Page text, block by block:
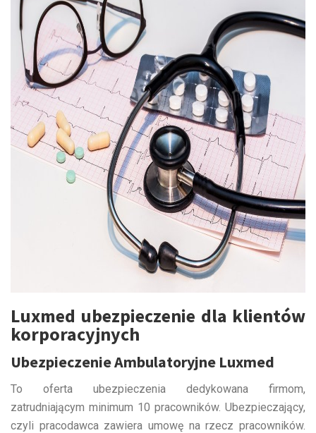
Luxmed ubezpieczenie dla klientów
korporacyjnych
Ubezpieczenie Ambulatoryjne Luxmed
To oferta ubezpieczenia dedykowana firmom,
zatrudniającym minimum 10 pracowników. Ubezpieczający,
czyli pracodawca zawiera umowę na rzecz pracowników.